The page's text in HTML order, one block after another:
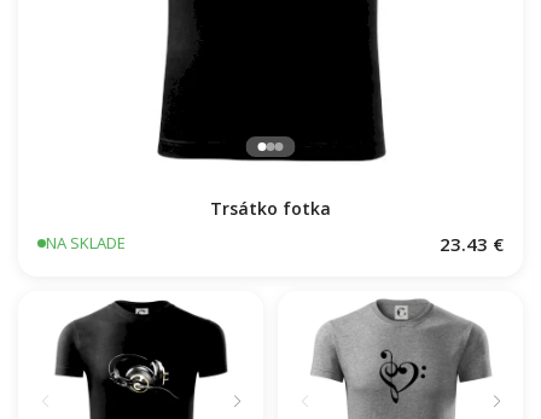
Trsátko fotka
NA SKLADE 23.43 €